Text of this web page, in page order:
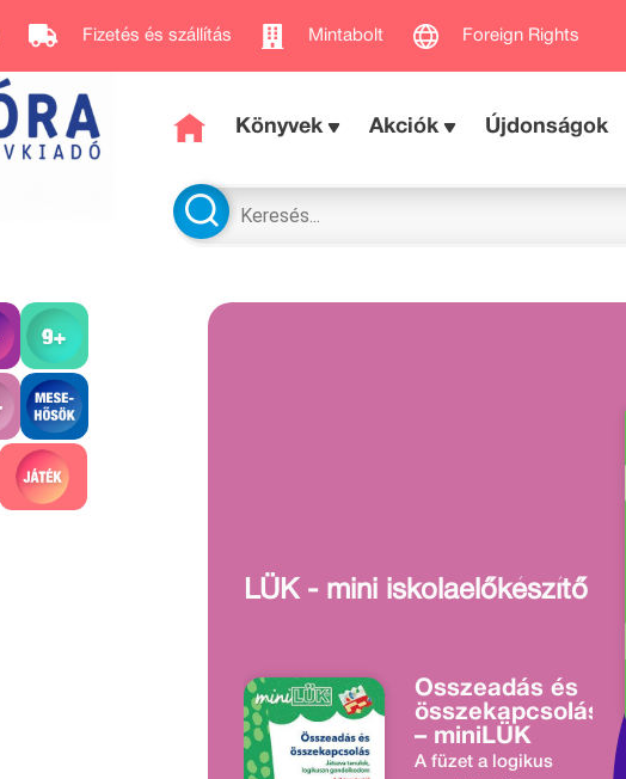
Fizetés és szállítás Mintabolt Foreign Rights
Könyvek Akciók Újdonságok
LÜK - mini iskolaelőkészítő
Összeadás és
összekapcsolás
– miniLÜK
A füzet a logikus